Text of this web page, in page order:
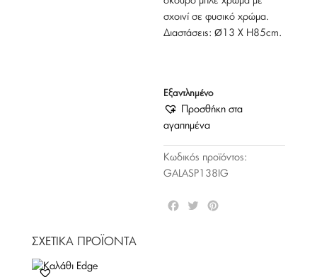
σχοινί σε φυσικό χρώμα.
Διαστάσεις: Ø13 Χ Η85cm.
Εξαντλημένο
Προσθήκη στα
αγαπημένα
Κωδικός προϊόντος:
GALASP138IG
ΣΧΕΤΙΚΆ ΠΡΟΪΌΝΤΑ